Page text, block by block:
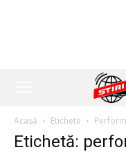
Acasă Etichete
Etichetă: